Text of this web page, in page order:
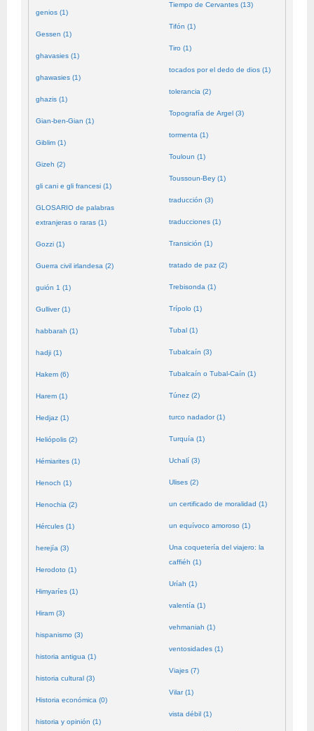
genios (1)
Gessen (1)
ghavasies (1)
ghawasies (1)
ghazis (1)
Gian-ben-Gian (1)
Giblim (1)
Gizeh (2)
gli cani e gli francesi (1)
GLOSARIO de palabras
extranjeras o raras (1)
Gozzi (1)
Guerra civil irlandesa (2)
guión 1 (1)
Gulliver (1)
habbarah (1)
hadji (1)
Hakem (6)
Harem (1)
Hedjaz (1)
Heliópolis (2)
Hémiarites (1)
Henoch (1)
Henochia (2)
Hércules (1)
herejía (3)
Herodoto (1)
Himyaríes (1)
Hiram (3)
hispanismo (3)
historia antigua (1)
historia cultural (3)
Historia económica (0)
historia y opinión (1)
Tiempo de Cervantes (13)
Tifón (1)
Tiro (1)
tocados por el dedo de dios (1)
tolerancia (2)
Topografía de Argel (3)
tormenta (1)
Touloun (1)
Toussoun-Bey (1)
traducción (3)
traducciones (1)
Transición (1)
tratado de paz (2)
Trebisonda (1)
Trípolo (1)
Tubal (1)
Tubalcaín (3)
Tubalcaín o Tubal-Caín (1)
Túnez (2)
turco nadador (1)
Turquía (1)
Uchalí (3)
Ulises (2)
un certificado de moralidad (1)
un equívoco amoroso (1)
Una coquetería del viajero: la
caffiéh (1)
Uríah (1)
valentía (1)
vehmaniah (1)
ventosidades (1)
Viajes (7)
Vilar (1)
vista débil (1)